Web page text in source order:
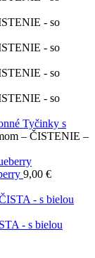
Tyčinky s
– ČISTENIE –
9,00 €
- s bielou